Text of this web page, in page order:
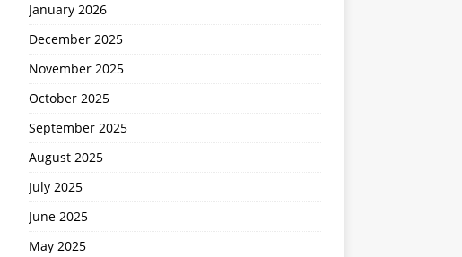
January 2026
December 2025
November 2025
October 2025
September 2025
August 2025
July 2025
June 2025
May 2025